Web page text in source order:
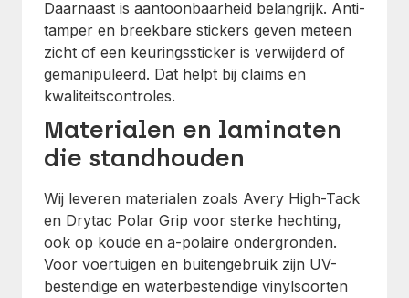
Daarnaast is aantoonbaarheid belangrijk. Anti-
tamper en breekbare stickers geven meteen
zicht of een keuringssticker is verwijderd of
gemanipuleerd. Dat helpt bij claims en
kwaliteitscontroles.
Materialen en laminaten
die standhouden
Wij leveren materialen zoals Avery High-Tack
en Drytac Polar Grip voor sterke hechting,
ook op koude en a-polaire ondergronden.
Voor voertuigen en buitengebruik zijn UV-
bestendige en waterbestendige vinylsoorten